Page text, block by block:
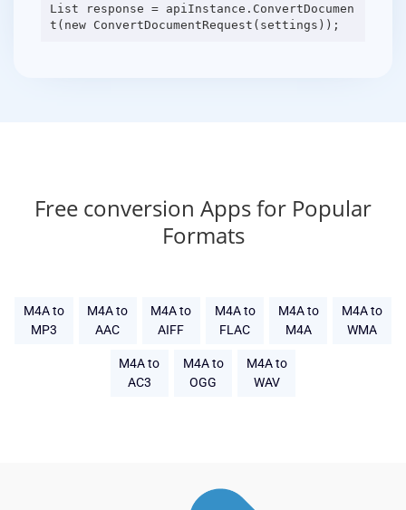
List response = apiInstance.ConvertDocumen
Free conversion Apps for Popular
Formats
M4A to
MP3
M4A to
AAC
M4A to
AIFF
M4A to
FLAC
M4A to
M4A
M4A to
WMA
M4A to
AC3
M4A to
OGG
M4A to
WAV